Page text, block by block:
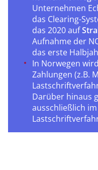
Unternehmen
das Clearing-
das 2020 auf
Aufnahme der
das erste
In Norwegen
Zahlungen (z.B.
Darüber hinaus
ausschließlich